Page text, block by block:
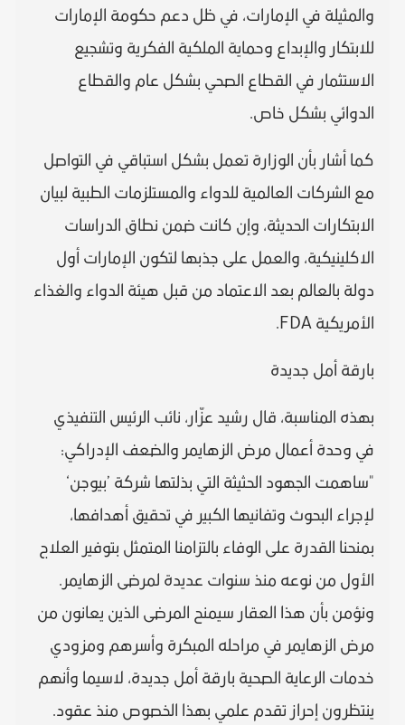
والمثيلة في الإمارات، في ظل دعم حكومة الإمارات
للابتكار والإبداع وحماية الملكية الفكرية وتشجيع
الاستثمار في القطاع الصحي بشكل عام والقطاع
الدوائي بشكل خاص.
كما أشار بأن الوزارة تعمل بشكل استباقي في التواصل
مع الشركات العالمية للدواء والمستلزمات الطبية لبيان
الابتكارات الحديثة، وإن كانت ضمن نطاق الدراسات
الاكلينيكية، والعمل على جذبها لتكون الإمارات أول
دولة بالعالم بعد الاعتماد من قبل هيئة الدواء والغذاء
الأمريكية FDA.
بارقة أمل جديدة
بهذه المناسبة، قال رشيد عزّار، نائب الرئيس التنفيذي
في وحدة أعمال مرض الزهايمر والضعف الإدراكي:
"ساهمت الجهود الحثيثة التي بذلتها شركة ’بيوجن‘
لإجراء البحوث وتفانيها الكبير في تحقيق أهدافها،
بمنحنا القدرة على الوفاء بالتزامنا المتمثل بتوفير العلاج
الأول من نوعه منذ سنوات عديدة لمرضى الزهايمر.
ونؤمن بأن هذا العقار سيمنح المرضى الذين يعانون من
مرض الزهايمر في مراحله المبكرة وأسرهم ومزودي
خدمات الرعاية الصحية بارقة أمل جديدة، لاسيما وأنهم
ينتظرون إحراز تقدم علمي بهذا الخصوص منذ عقود.